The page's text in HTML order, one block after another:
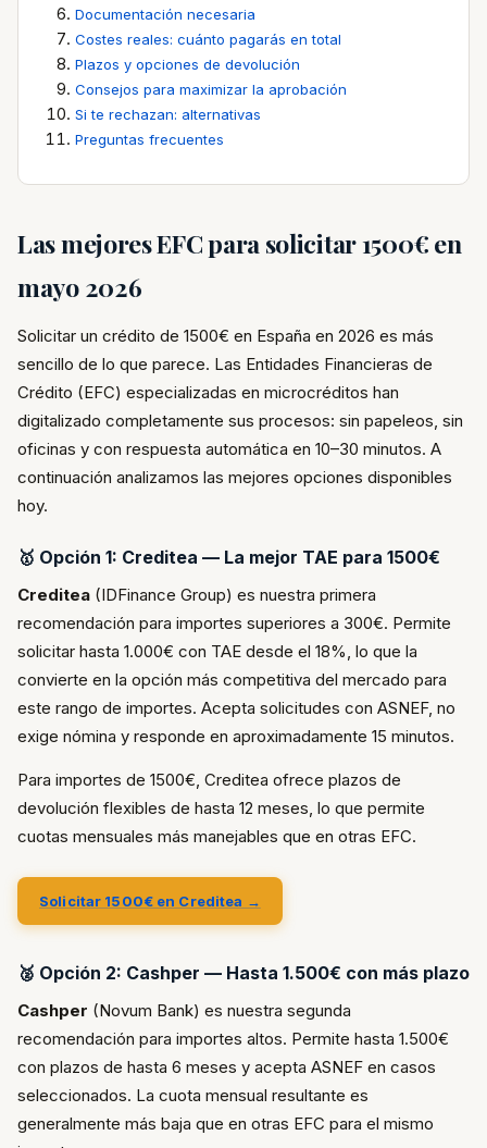
Documentación necesaria
Costes reales: cuánto pagarás en total
Plazos y opciones de devolución
Consejos para maximizar la aprobación
Si te rechazan: alternativas
Preguntas frecuentes
Las mejores EFC para solicitar 1500€ en
mayo 2026
Solicitar un crédito de 1500€ en España en 2026 es más
sencillo de lo que parece. Las Entidades Financieras de
Crédito (EFC) especializadas en microcréditos han
digitalizado completamente sus procesos: sin papeleos, sin
oficinas y con respuesta automática en 10–30 minutos. A
continuación analizamos las mejores opciones disponibles
hoy.
🥇 Opción 1: Creditea — La mejor TAE para 1500€
Creditea (IDFinance Group) es nuestra primera
recomendación para importes superiores a 300€. Permite
solicitar hasta 1.000€ con TAE desde el 18%, lo que la
convierte en la opción más competitiva del mercado para
este rango de importes. Acepta solicitudes con ASNEF, no
exige nómina y responde en aproximadamente 15 minutos.
Para importes de 1500€, Creditea ofrece plazos de
devolución flexibles de hasta 12 meses, lo que permite
cuotas mensuales más manejables que en otras EFC.
Solicitar 1500€ en Creditea →
🥈 Opción 2: Cashper — Hasta 1.500€ con más plazo
Cashper (Novum Bank) es nuestra segunda
recomendación para importes altos. Permite hasta 1.500€
con plazos de hasta 6 meses y acepta ASNEF en casos
seleccionados. La cuota mensual resultante es
generalmente más baja que en otras EFC para el mismo